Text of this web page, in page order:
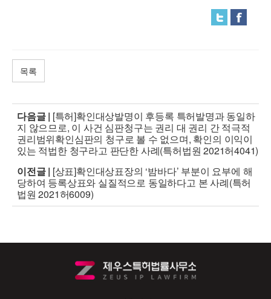
목록
다음글 | [특허]확인대상발명이 후등록 특허발명과 동일하
지 않으므로, 이 사건 심판청구는 권리 대 권리 간 적극적
권리범위확인심판의 청구로 볼 수 없으며, 확인의 이익이
있는 적법한 청구라고 판단한 사례(특허법원 2021허4041)
이전글 | [상표]확인대상표장의 ‘밤바다’ 부분이 요부에 해
당하여 등록상표와 실질적으로 동일하다고 본 사례(특허
법원 2021허6009)